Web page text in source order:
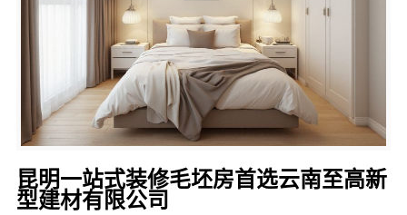
昆明一站式装修毛坯房首选云南至高新
型建材有限公司